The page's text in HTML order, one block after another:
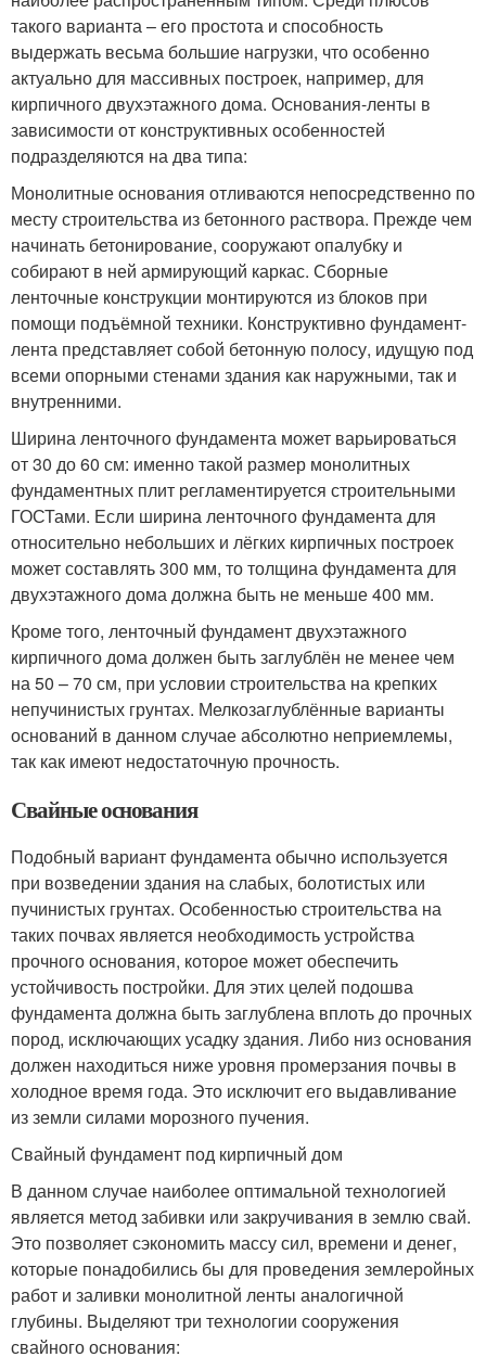
такого варианта – его простота и способность
выдержать весьма большие нагрузки, что особенно
актуально для массивных построек, например, для
кирпичного двухэтажного дома. Основания-ленты в
зависимости от конструктивных особенностей
подразделяются на два типа:
Монолитные основания отливаются непосредственно по
месту строительства из бетонного раствора. Прежде чем
начинать бетонирование, сооружают опалубку и
собирают в ней армирующий каркас. Сборные
ленточные конструкции монтируются из блоков при
помощи подъёмной техники. Конструктивно фундамент-
лента представляет собой бетонную полосу, идущую под
всеми опорными стенами здания как наружными, так и
внутренними.
Ширина ленточного фундамента может варьироваться
от 30 до 60 см: именно такой размер монолитных
фундаментных плит регламентируется строительными
ГОСТами. Если ширина ленточного фундамента для
относительно небольших и лёгких кирпичных построек
может составлять 300 мм, то толщина фундамента для
двухэтажного дома должна быть не меньше 400 мм.
Кроме того, ленточный фундамент двухэтажного
кирпичного дома должен быть заглублён не менее чем
на 50 – 70 см, при условии строительства на крепких
непучинистых грунтах. Мелкозаглублённые варианты
оснований в данном случае абсолютно неприемлемы,
так как имеют недостаточную прочность.
Свайные основания
Подобный вариант фундамента обычно используется
при возведении здания на слабых, болотистых или
пучинистых грунтах. Особенностью строительства на
таких почвах является необходимость устройства
прочного основания, которое может обеспечить
устойчивость постройки. Для этих целей подошва
фундамента должна быть заглублена вплоть до прочных
пород, исключающих усадку здания. Либо низ основания
должен находиться ниже уровня промерзания почвы в
холодное время года. Это исключит его выдавливание
из земли силами морозного пучения.
Свайный фундамент под кирпичный дом
В данном случае наиболее оптимальной технологией
является метод забивки или закручивания в землю свай.
Это позволяет сэкономить массу сил, времени и денег,
которые понадобились бы для проведения землеройных
работ и заливки монолитной ленты аналогичной
глубины. Выделяют три технологии сооружения
свайного основания: